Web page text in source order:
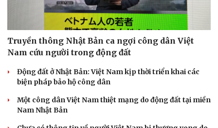
Truyền thông Nhật Bản ca ngợi công dân Việt
Nam cứu người trong động đất
Động đất ở Nhật Bản: Việt Nam kịp thời triển khai các
biện pháp bảo hộ công dân
Một công dân Việt Nam thiệt mạng do động đất tại miền
Nam Nhật Bản